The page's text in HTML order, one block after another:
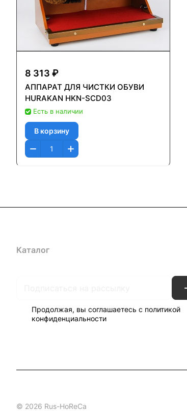
8 313 ₽
АППАРАТ ДЛЯ ЧИСТКИ ОБУВИ
HURAKAN HKN-SCD03
Есть в наличии
В корзину
Каталог
Продолжая, вы соглашаетесь с политикой
конфиденциальности
© 2026 Rus-HoReCa